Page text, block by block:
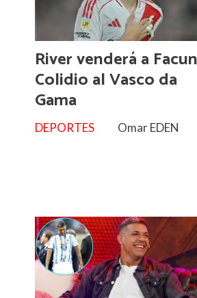
River venderá a
Colidio al Vasco da
Gama
Omar EDEN
DEPORTES